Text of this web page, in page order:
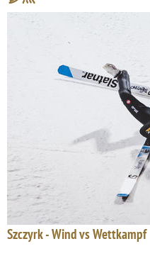
Szczyrk - Wind vs Wettkampf